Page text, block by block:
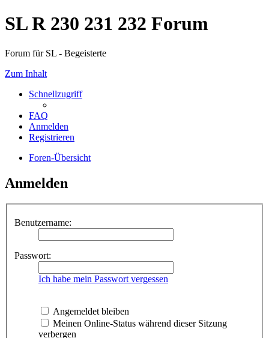
SL R 230 231 232 Forum
Forum für SL - Begeisterte
Zum Inhalt
Schnellzugriff
FAQ
Anmelden
Registrieren
Foren-Übersicht
Anmelden
Benutzername:
Passwort:
Ich habe mein Passwort vergessen
Angemeldet bleiben
Meinen Online-Status während dieser Sitzung
verbergen